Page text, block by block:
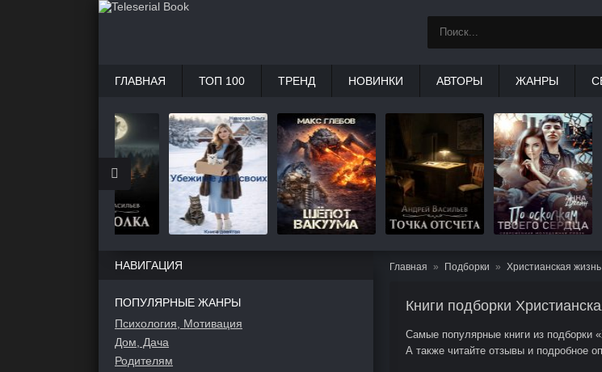
Главная Подборки Христианская жизнь
Книги подборки
Самые популярные книги из подборки
А также читайте отзывы и подробное
НАВИГАЦИЯ
ПОПУЛЯРНЫЕ ЖАНРЫ
Психология, Мотивация
Дом, Дача
Родителям
ГЛАВНАЯ ТОП 100 ТРЕНД НОВИНКИ АВТОРЫ ЖАНРЫ